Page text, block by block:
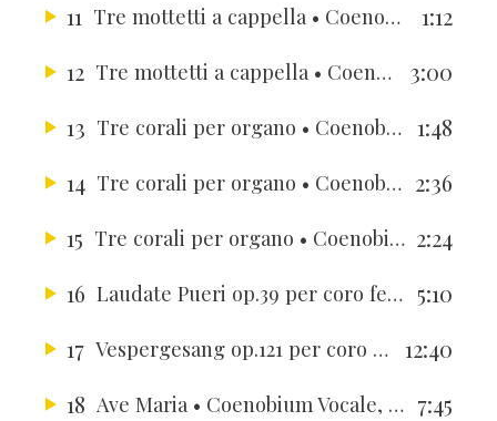
11 Tre mottetti a cappella • Coenobium Vocale, Maria Dal Bianco, Zsolt Gárdonyi, Julius Berger, Hyung-Jung Berger
1:12
12 Tre mottetti a cappella • Coenobium Vocale, Maria Dal Bianco, Zsolt Gárdonyi, Julius Berger, Hyung-Jung Berger
3:00
13 Tre corali per organo • Coenobium Vocale, Maria Dal Bianco, Zsolt Gárdonyi, Julius Berger, Hyung-Jung Berger
1:48
14 Tre corali per organo • Coenobium Vocale, Maria Dal Bianco, Zsolt Gárdonyi, Julius Berger, Hyung-Jung Berger
2:36
15 Tre corali per organo • Coenobium Vocale, Maria Dal Bianco, Zsolt Gárdonyi, Julius Berger, Hyung-Jung Berger
2:24
16
Laudate Pueri op.39 per coro femminile e organo 5:10
17
Vespergesang op.121 per coro maschile e violoncello 12:40
18 Ave Maria • Coenobium Vocale, Maria Dal Bianco, Zsolt Gárdonyi, Julius Berger, Hyung-Jung Berger 7:45